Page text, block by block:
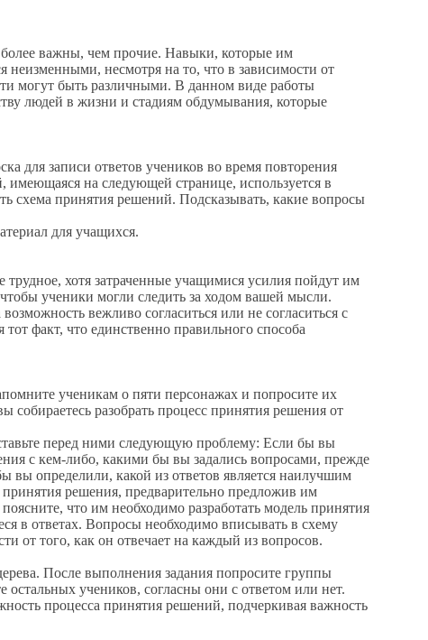
важны, чем прочие. Навыки, которые им
несмотря на то, что в зависимости от
могут быть различными. В данном виде работы
людей в жизни и стадиям обдумывания, которые
для записи ответов учеников во время повторения
на следующей странице, используется в
схема принятия решений. Подсказывать, какие вопросы
для учащихся.
хотя затраченные учащимися усилия пойдут им
ученики могли следить за ходом вашей мысли.
вежливо согласиться или не согласиться с
факт, что единственно правильного способа
ученикам о пяти персонажах и попросите их
разобрать процесс принятия решения от
перед ними следующую проблему: Если бы вы
с кем-либо, какими бы вы задались вопросами, прежде
определили, какой из ответов является наилучшим
решения, предварительно предложив им
что им необходимо разработать модель принятия
в ответах. Вопросы необходимо вписывать в схему
от того, как он отвечает на каждый из вопросов.
После выполнения задания попросите группы
остальных учеников, согласны они с ответом или нет.
процесса принятия решений, подчеркивая важность